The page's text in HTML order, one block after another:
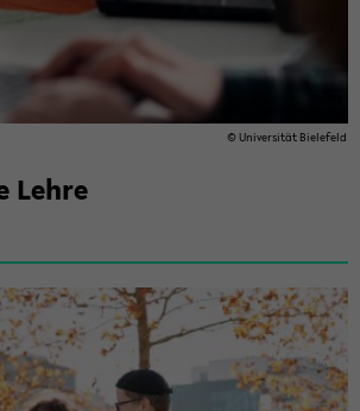
© Uni­ver­si­tät Bie­le­feld
Lehre